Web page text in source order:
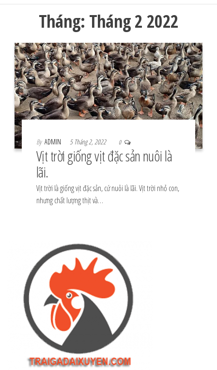
Tháng: Tháng 2 2022
By ADMIN 5 Tháng 2, 2022 0
Vịt trời giống vịt đặc sản nuôi là
lãi.
Vịt trời là giống vịt đặc sản, cứ nuôi là lãi. Vịt trời nhỏ con,
nhưng chất lượng thịt và…